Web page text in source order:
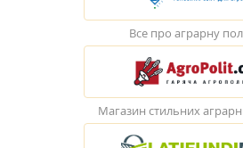
Все про аграрну
Магазин стильних